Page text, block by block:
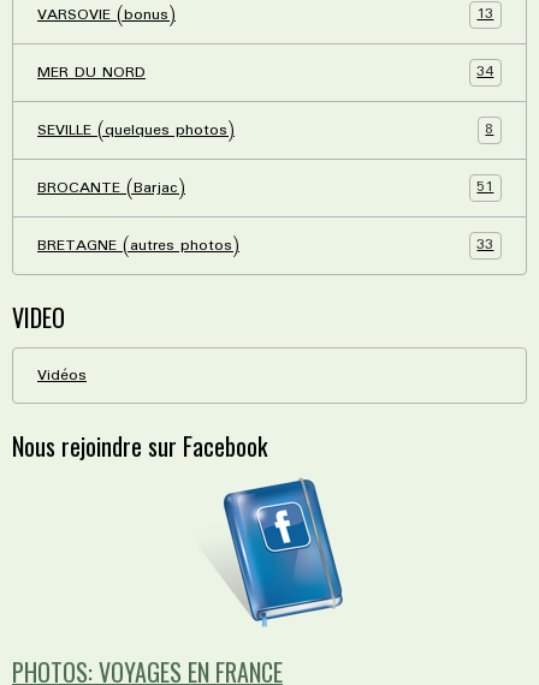
VARSOVIE (bonus) 13
MER DU NORD 34
SEVILLE (quelques photos) 8
BROCANTE (Barjac) 51
BRETAGNE (autres photos) 33
VIDEO
Vidéos
Nous rejoindre sur Facebook
PHOTOS: VOYAGES EN FRANCE